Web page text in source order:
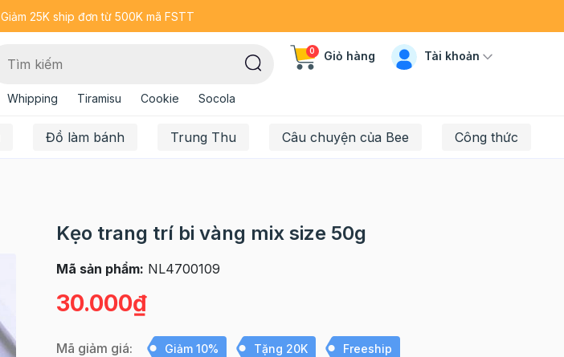
Giảm 25K ship đơn từ 500K mã FSTT
Whipping Tiramisu Cookie Socola
0 Giỏ hàng Tài khoản
Đồ làm bánh Trung Thu Câu chuyện của Bee Công thức
Kẹo trang trí bi vàng mix size 50g
Mã sản phẩm: NL4700109
30.000₫
Mã giảm giá: Giảm 10% Tặng 20K Freeship